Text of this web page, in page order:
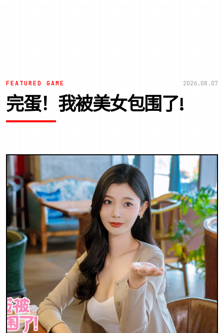
FEATURED GAME 2026.08.07
完蛋！我被美女包围了!